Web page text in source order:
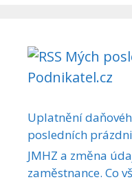
Mých
Podnikatel.cz
Uplatnění
posledních
JMHZ a změna
zaměstnance. Co